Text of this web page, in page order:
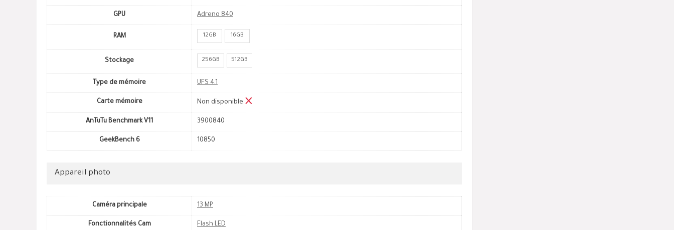
GPU Adreno 840
RAM 12GB 16GB
Stockage 256GB 512GB
Type de mémoire UFS 4.1
Carte mémoire Non disponible
AnTuTu Benchmark V11 3900840
GeekBench 6 10850
Appareil photo
Caméra principale 13 MP
Fonctionnalités Cam Flash LED